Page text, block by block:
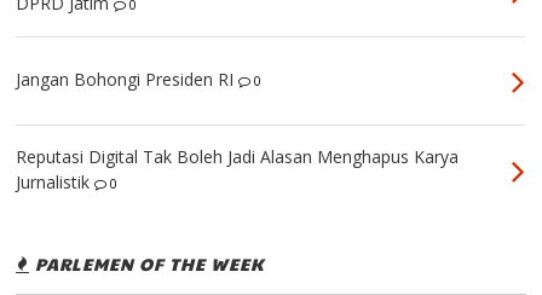
0
Jangan Bohongi Presiden RI 0
Reputasi Digital Tak Boleh Jadi Alasan Menghapus Karya
Jurnalistik
0
PARLEMEN OF THE WEEK